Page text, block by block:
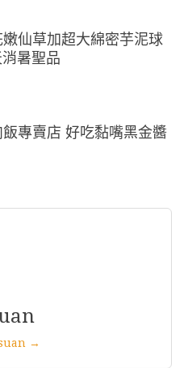
仙草加超大綿密芋泥球
暑聖品
專賣店 好吃黏嘴黑金醬
→